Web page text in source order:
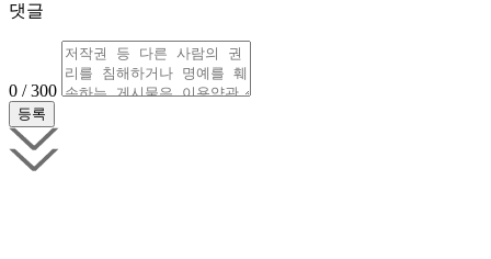
댓글
0 / 300